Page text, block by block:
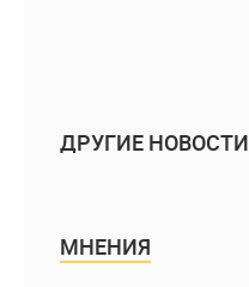
ДРУГИЕ НОВОСТИ
МНЕНИЯ